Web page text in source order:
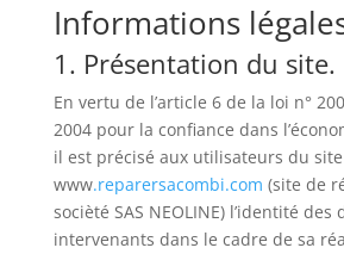
Informations
1. Présentation du site.
En vertu de l’article 6 de la loi n°
2004 pour la confiance dans
il est précisé aux utilisateurs du site
www.reparersacombi.com (site de
socièté SAS NEOLINE) l’identité des
intervenants dans le cadre de sa